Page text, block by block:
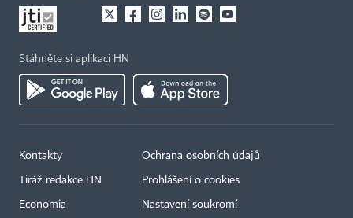
Stáhněte si aplikaci HN
Kontakty
Tiráž redakce HN
Economia
Ochrana osobních údajů
Prohlášení o cookies
Nastavení soukromí